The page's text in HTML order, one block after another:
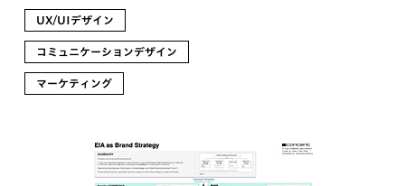
UX/UIデザイン
コミュニケーションデザイン
マーケティング